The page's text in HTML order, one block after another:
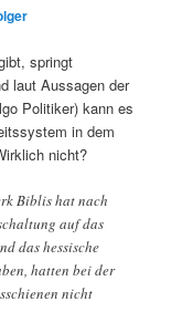
springt
laut Aussagen der
Politiker) kann es
in dem
nicht?
Biblis hat nach
auf das
das hessische
hatten bei der
nicht